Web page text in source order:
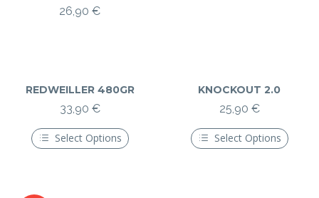
26,90 €
REDWEILLER 480GR
33,90 €
Select Options
Ce
KNOCKOUT 2.0
25,90 €
Select Options
Ce